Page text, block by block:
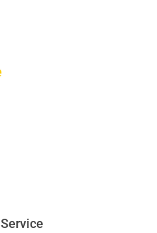
Service